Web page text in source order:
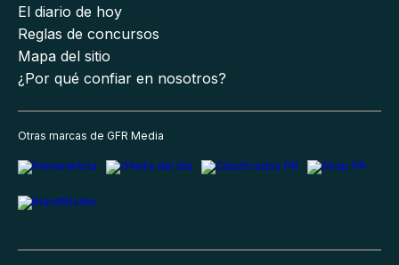
El diario de hoy
Reglas de concursos
Mapa del sitio
¿Por qué confiar en nosotros?
Otras marcas de GFR Media